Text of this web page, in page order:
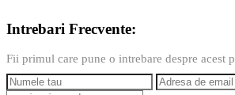
Intrebari Frecvente:
Fii primul care pune o intrebare despre acest